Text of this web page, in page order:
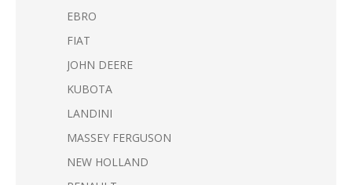
EBRO
FIAT
JOHN DEERE
KUBOTA
LANDINI
MASSEY FERGUSON
NEW HOLLAND